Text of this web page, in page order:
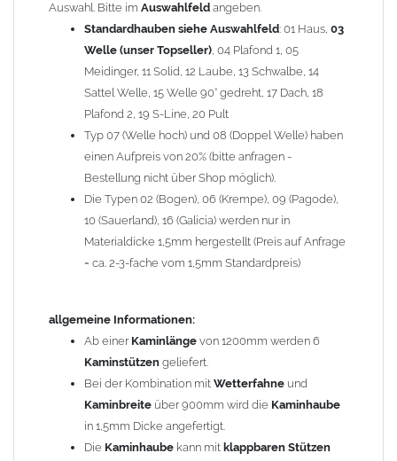
Hinweis: FürKaminhaubenundKaminabdeckungenkönnen wir
Nachnahme anbieten!
Lieferzeit: ca. 1-2 Wochen nach Zahlungseingang
Sonderanfertigung: Die Kaminhaube wird kundenspezifisch
angefertigt - keine Rücknahme möglich!
Zum Bild vergößern, bitte auf das Bild klicken!
Auswahl. Bitte im Auswahlfeld angeben.
Standardhauben siehe Auswahlfeld: 01 Haus, 03
Welle (unser Topseller), 04 Plafond 1, 05
Meidinger, 11 Solid, 12 Laube, 13 Schwalbe, 14
Sattel Welle, 15 Welle 90° gedreht, 17 Dach, 18
Plafond 2, 19 S-Line, 20 Pult
Typ 07 (Welle hoch) und 08 (Doppel Welle) haben
einen Aufpreis von 20% (bitte anfragen -
Bestellung nicht über Shop möglich).
Die Typen 02 (Bogen), 06 (Krempe), 09 (Pagode),
10 (Sauerland), 16 (Galicia) werden nur in
Materialdicke 1,5mm hergestellt (Preis auf Anfrage
= ca. 2-3-fache vom 1,5mm Standardpreis)
allgemeine Informationen:
Ab einer Kaminlänge von 1200mm werden 6
Kaminstützen geliefert.
Bei der Kombination mit Wetterfahne und
Kaminbreite über 900mm wird die Kaminhaube
in 1,5mm Dicke angefertigt.
Die Kaminhaube kann mit klappbaren Stützen